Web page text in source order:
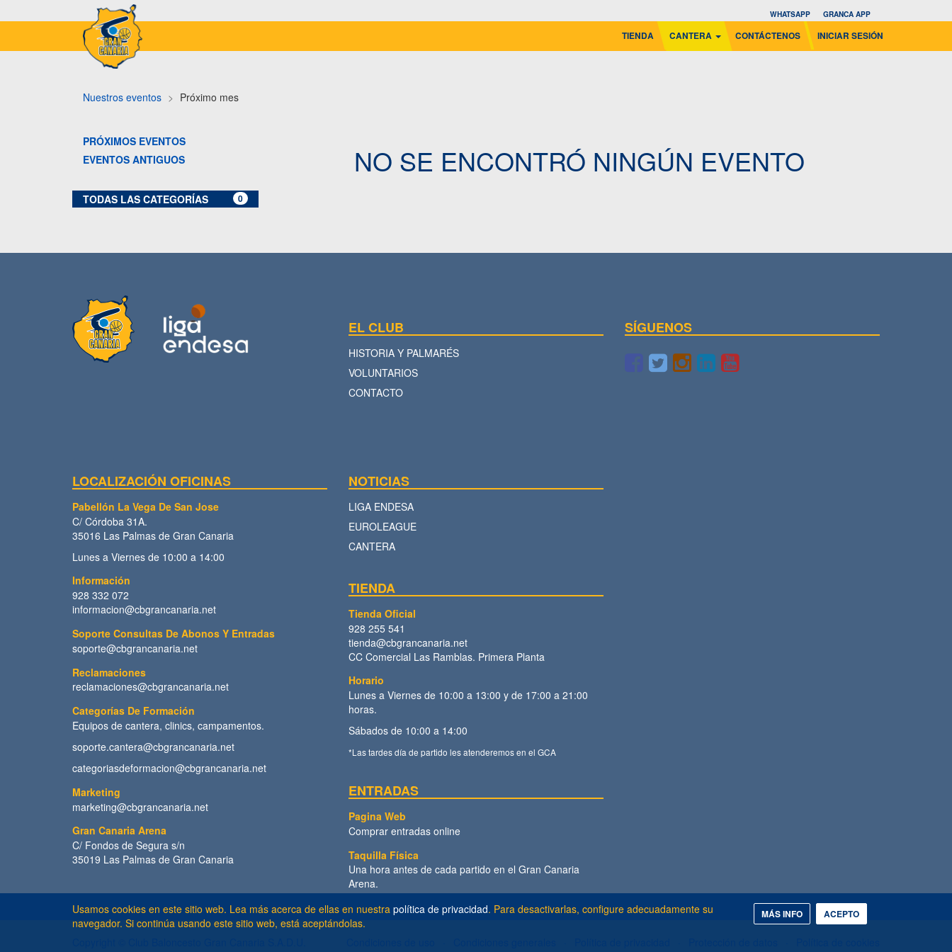
Usamos cookies en este sitio web. Lea más acerca de ellas en nuestra política de privacidad. Para desactivarlas, configure adecuadamente su
navegador. Si continúa usando este sitio web, está aceptándolas.
MÁS INFO ACEPTO
TIENDA CANTERA CONTÁCTENOS INICIAR SESIÓN
WHATSAPP GRANCA APP
Nuestros eventos Próximo mes
PRÓXIMOS EVENTOS
EVENTOS ANTIGUOS
TODAS LAS CATEGORÍAS 0
NO SE ENCONTRÓ NINGÚN EVENTO
EL CLUB
HISTORIA Y PALMARÉS
VOLUNTARIOS
CONTACTO
SÍGUENOS
LOCALIZACIÓN OFICINAS
Pabellón La Vega De San Jose
C/ Córdoba 31A.
35016 Las Palmas de Gran Canaria
Lunes a Viernes de 10:00 a 14:00
Información
928 332 072
informacion@cbgrancanaria.net
Soporte Consultas De Abonos Y Entradas
soporte@cbgrancanaria.net
Reclamaciones
reclamaciones@cbgrancanaria.net
Categorías De Formación
Equipos de cantera, clinics, campamentos.
soporte.cantera@cbgrancanaria.net
categoriasdeformacion@cbgrancanaria.net
Marketing
marketing@cbgrancanaria.net
Gran Canaria Arena
C/ Fondos de Segura s/n
35019 Las Palmas de Gran Canaria
NOTICIAS
LIGA ENDESA
EUROLEAGUE
CANTERA
TIENDA
Tienda Oficial
928 255 541
tienda@cbgrancanaria.net
CC Comercial Las Ramblas. Primera Planta
Horario
Lunes a Viernes de 10:00 a 13:00 y de 17:00 a 21:00
horas.
Sábados de 10:00 a 14:00
*Las tardes día de partido les atenderemos en el GCA
ENTRADAS
Pagina Web
Comprar entradas online
Taquilla Física
Una hora antes de cada partido en el Gran Canaria
Arena.